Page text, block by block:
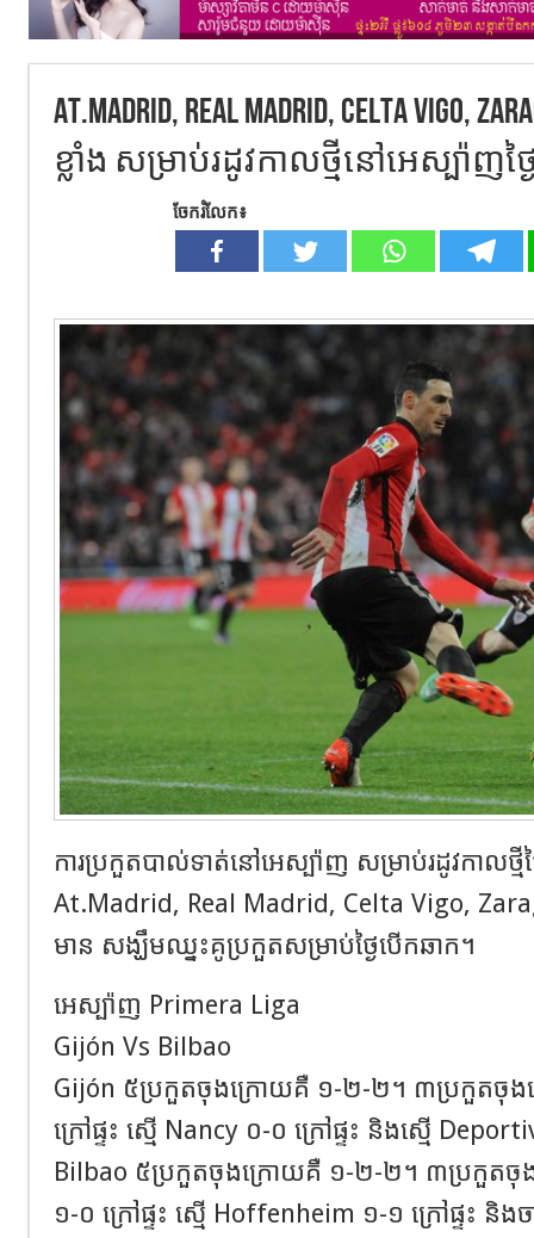
At.Madrid, Real Madrid, Celta Vigo,
ខ្លាំង សម្រាប់រដូវកាលថ្មីនៅអេស្ប៉ាញ
ចែករំលែក៖
ការប្រកួតបាល់ទាត់នៅអេស្ប៉ាញ សម្រាប់រដូវកាលថ្មីថ្ង
At.Madrid, Real Madrid, Celta Vigo,
មាន សង្ឃឹមឈ្នះគូប្រកួតសម្រាប់ថ្ងៃបើកឆាក។
អេស្ប៉ាញ Primera Liga
Gijón Vs Bilbao
Gijón ៥ប្រកួតចុងក្រោយគឺ ១-២-២។ ៣ប្រកួតចុ
ក្រៅផ្ទះ ស្មើ Nancy ០-០ ក្រៅផ្ទះ និងស្មើ
Bilbao ៥ប្រកួតចុងក្រោយគឺ ១-២-២។ ៣ប្រកួតចុ
១-០ ក្រៅផ្ទះ ស្មើ Hoffenheim ១-១ ក្រៅផ្ទះ និ